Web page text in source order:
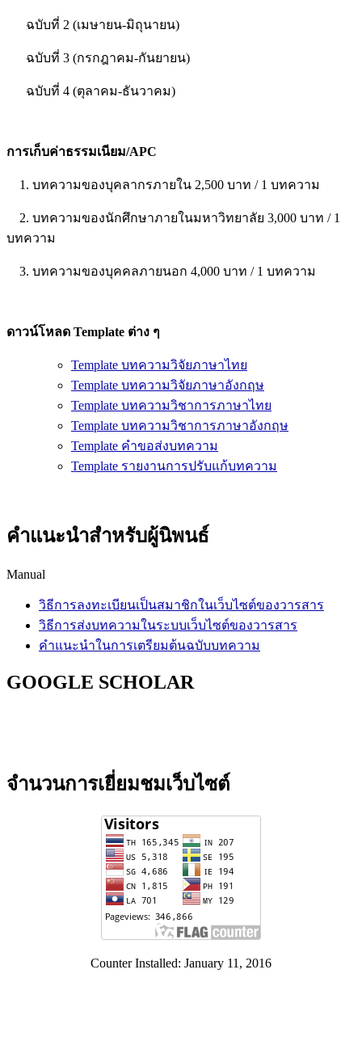
ฉบับที่ 2 (เมษายน-มิถุนายน)
ฉบับที่ 3 (กรกฎาคม-กันยายน)
ฉบับที่ 4 (ตุลาคม-ธันวาคม)
การเก็บค่าธรรมเนียม/APC
1. บทความของบุคลากรภายใน 2,500 บาท / 1 บทความ
2. บทความของนักศึกษาภายในมหาวิทยาลัย 3,000 บาท / 1
บทความ
3. บทความของบุคคลภายนอก 4,000 บาท / 1 บทความ
ดาวน์โหลด Template ต่าง ๆ
Template บทความวิจัยภาษาไทย
Template บทความวิจัยภาษาอังกฤษ
Template บทความวิชาการภาษาไทย
Template บทความวิชาการภาษาอังกฤษ
Template คำขอส่งบทความ
Template รายงานการปรับแก้บทความ
คำแนะนำสำหรับผู้นิพนธ์
Manual
วิธีการลงทะเบียนเป็นสมาชิกในเว็บไซต์ของวารสาร
วิธีการส่งบทความในระบบเว็บไซต์ของวารสาร
คำแนะนำในการเตรียมต้นฉบับบทความ
GOOGLE SCHOLAR
จำนวนการเยี่ยมชมเว็บไซต์
Counter Installed: January 11, 2016